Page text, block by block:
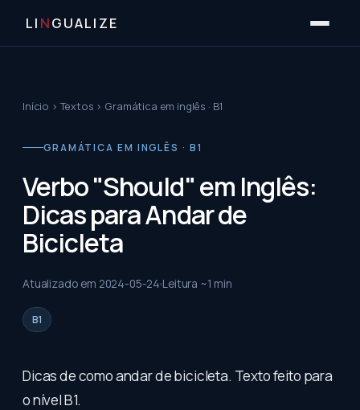
LI NGUALIZE
Início ›Textos › Gramática em inglês · B1
GRAMÁTICA EM INGLÊS · B1
Verbo "Should" em Inglês:
Dicas para Andar de
Bicicleta
Atualizado em 2024-05-24 Leitura ~1 min
B1
Dicas de como andar de bicicleta. Texto feito para
o nível B1.